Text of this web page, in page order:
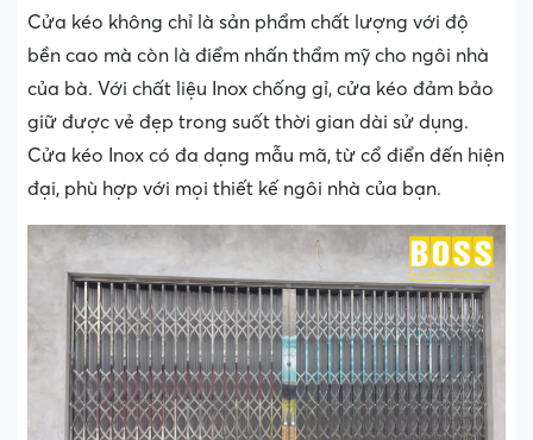
Cửa kéo không chỉ là sản phẩm chất lượng với độ
bền cao mà còn là điểm nhấn thẩm mỹ cho ngôi nhà
của bà. Với chất liệu Inox chống gỉ, cửa kéo đảm bảo
giữ được vẻ đẹp trong suốt thời gian dài sử dụng.
Cửa kéo Inox có đa dạng mẫu mã, từ cổ điển đến hiện
đại, phù hợp với mọi thiết kế ngôi nhà của bạn.